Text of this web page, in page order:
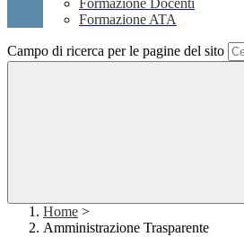
Formazione Docenti
Formazione ATA
Campo di ricerca per le pagine del sito
Home >
Amministrazione Trasparente